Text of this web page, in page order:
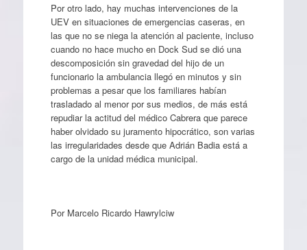
Por otro lado, hay muchas intervenciones de la
UEV en situaciones de emergencias caseras, en
las que no se niega la atención al paciente, incluso
cuando no hace mucho en Dock Sud se dió una
descomposición sin gravedad del hijo de un
funcionario la ambulancia llegó en minutos y sin
problemas a pesar que los familiares habían
trasladado al menor por sus medios, de más está
repudiar la actitud del médico Cabrera que parece
haber olvidado su juramento hipocrático, son varias
las irregularidades desde que Adrián Badia está a
cargo de la unidad médica municipal.
Por Marcelo Ricardo Hawrylciw